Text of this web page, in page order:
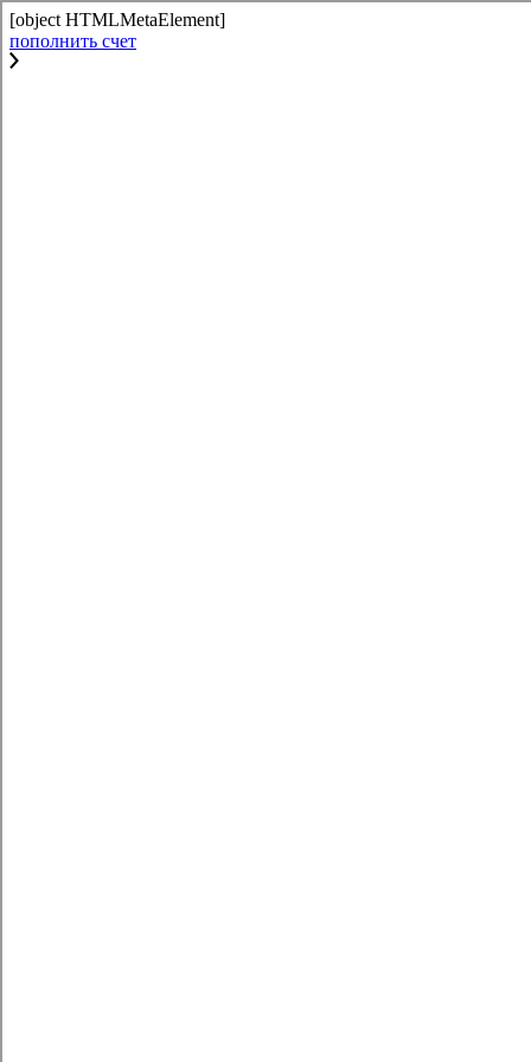
[object HTMLMetaElement]
пополнить счет